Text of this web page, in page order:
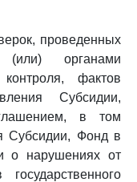
проведенных
органами
контроля, фактов
Субсидии,
в том
Субсидии, Фонд в
о нарушениях от